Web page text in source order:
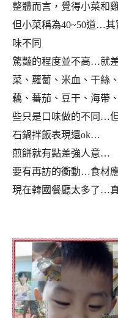
整體而言，覺得小菜和
但小菜稱為40~50道…其
味不同
驚豔的程度並不高…就
菜、蘿蔔、米血、干絲
藕、蕃茄、豆干、海帶
些只是口味做的不同…
石鍋拌飯表現還ok…
煎餅就有點差強人意…
要有再訪的衝動…食材
現在韓國餐廳太多了…